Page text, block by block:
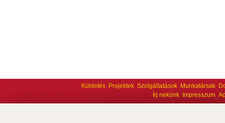
Küldetés Projektek Szolgáltatások Munkatársak
Írj nekünk
Impresszum